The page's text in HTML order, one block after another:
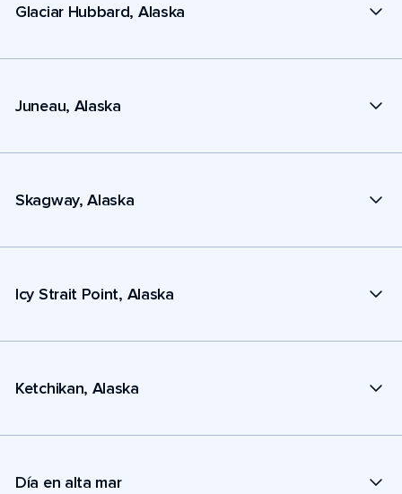
Glaciar Hubbard, Alaska
Juneau, Alaska
Skagway, Alaska
Icy Strait Point, Alaska
Ketchikan, Alaska
Día en alta mar